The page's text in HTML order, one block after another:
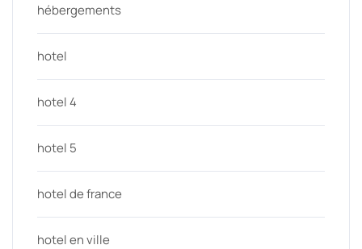
hébergements
hotel
hotel 4
hotel 5
hotel de france
hotel en ville